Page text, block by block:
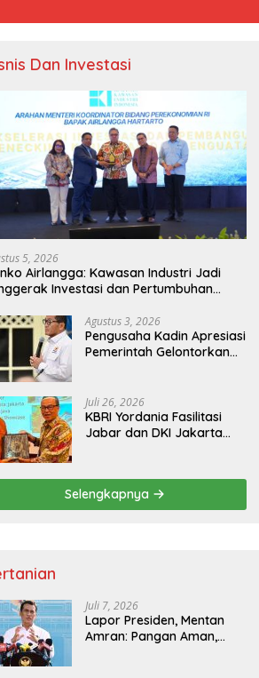
Dan Investasi
5, 2026
Airlangga: Kawasan Industri Jadi
Investasi dan Pertumbuhan
Agustus 3, 2026
Pengusaha Kadin Apresiasi
Pemerintah Gelontorkan
Juli 26, 2026
KBRI Yordania Fasilitasi
Jabar dan DKI Jakarta
Internasional
Selengkapnya
Juli 7, 2026
Lapor Presiden, Mentan
Amran: Pangan Aman,